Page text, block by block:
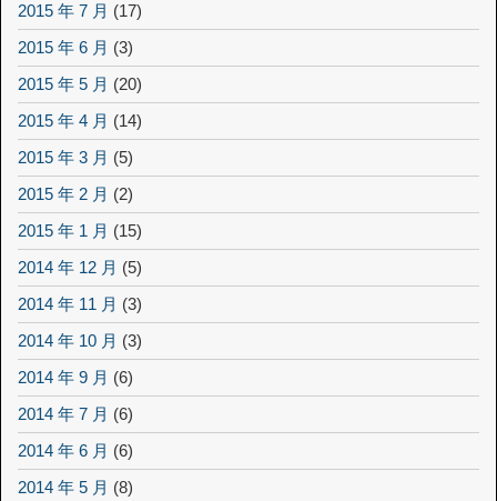
2015 年 7 月 (17)
2015 年 6 月 (3)
2015 年 5 月 (20)
2015 年 4 月 (14)
2015 年 3 月 (5)
2015 年 2 月 (2)
2015 年 1 月 (15)
2014 年 12 月 (5)
2014 年 11 月 (3)
2014 年 10 月 (3)
2014 年 9 月 (6)
2014 年 7 月 (6)
2014 年 6 月 (6)
2014 年 5 月 (8)